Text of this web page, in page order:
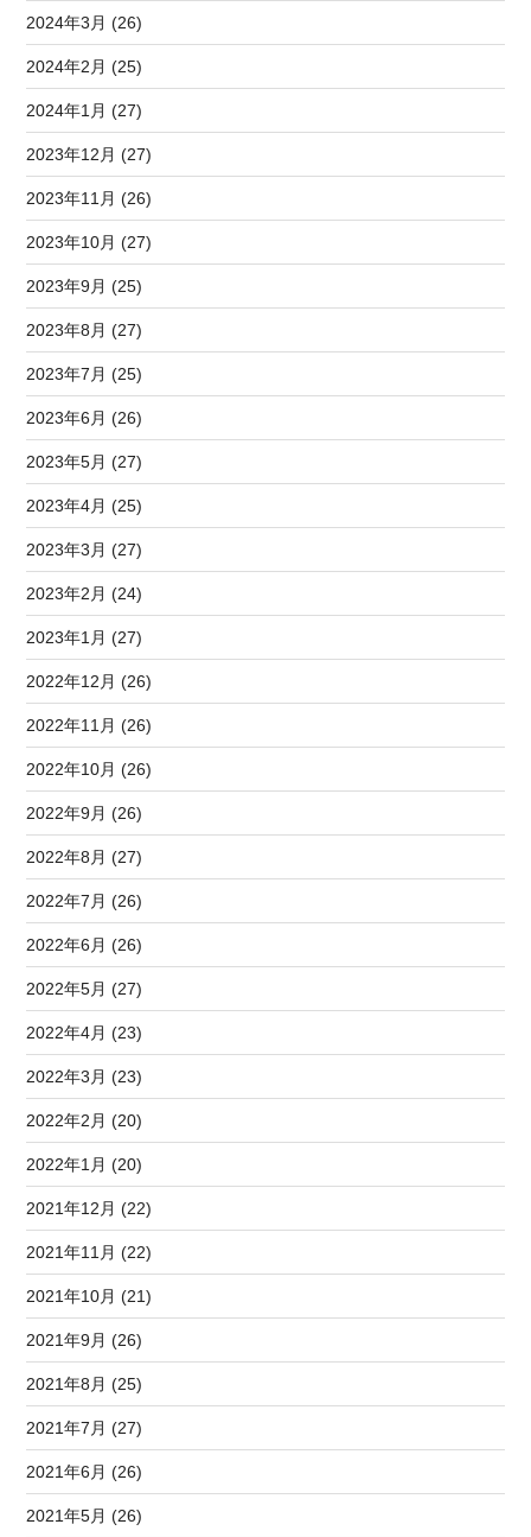
2024年3月 (26)
2024年2月 (25)
2024年1月 (27)
2023年12月 (27)
2023年11月 (26)
2023年10月 (27)
2023年9月 (25)
2023年8月 (27)
2023年7月 (25)
2023年6月 (26)
2023年5月 (27)
2023年4月 (25)
2023年3月 (27)
2023年2月 (24)
2023年1月 (27)
2022年12月 (26)
2022年11月 (26)
2022年10月 (26)
2022年9月 (26)
2022年8月 (27)
2022年7月 (26)
2022年6月 (26)
2022年5月 (27)
2022年4月 (23)
2022年3月 (23)
2022年2月 (20)
2022年1月 (20)
2021年12月 (22)
2021年11月 (22)
2021年10月 (21)
2021年9月 (26)
2021年8月 (25)
2021年7月 (27)
2021年6月 (26)
2021年5月 (26)